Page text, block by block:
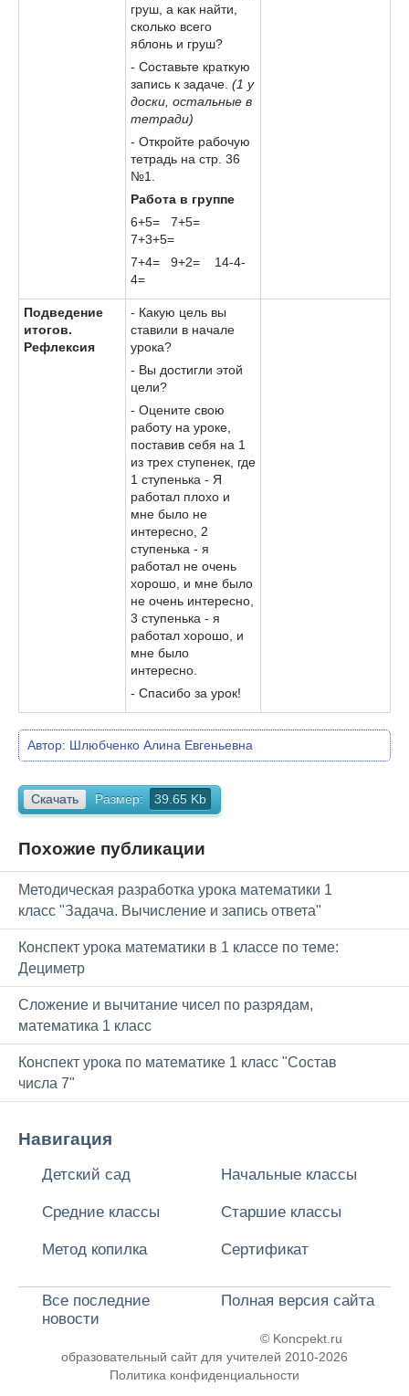
груш, а как найти,
сколько всего
яблонь и груш?
- Составьте краткую
запись к задаче. (1 у
доски, остальные в
тетради)
- Откройте рабочую
тетрадь на стр. 36
№1.
Работа в группе
6+5= 7+5=
7+3+5=
7+4= 9+2= 14-4-
4=
Подведение
итогов.
Рефлексия
- Какую цель вы
ставили в начале
урока?
- Вы достигли этой
цели?
- Оцените свою
работу на уроке,
поставив себя на 1
из трех ступенек, где
1 ступенька - Я
работал плохо и
мне было не
интересно, 2
ступенька - я
работал не очень
хорошо, и мне было
не очень интересно,
3 ступенька - я
работал хорошо, и
мне было
интересно.
- Спасибо за урок!
Автор: Шлюбченко Алина Евгеньевна
Скачать Размер: 39.65 Kb
Похожие публикации
Методическая разработка урока математики 1
класс "Задача. Вычисление и запись ответа"
Конспект урока математики в 1 классе по теме:
Дециметр
Сложение и вычитание чисел по разрядам,
математика 1 класс
Конспект урока по математике 1 класс "Состав
числа 7"
Навигация
Детский сад Начальные классы
Средние классы Старшие классы
Метод копилка Сертификат
Все последние
новости
Полная версия сайта
© Koncpekt.ru
образовательный сайт для учителей 2010-2026
Политика конфиденциальности